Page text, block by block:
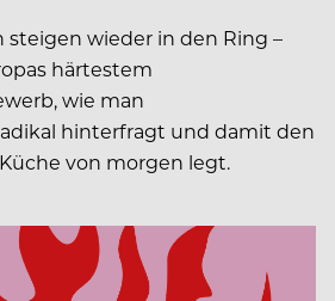
steigen wieder in den Ring –
härtestem
wie man
hinterfragt und damit den
von morgen legt.